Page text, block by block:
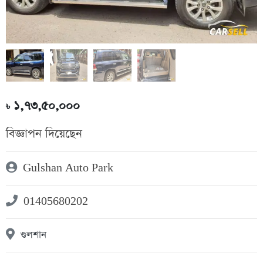
৳১,৭৩,৫০,০০০
বিজ্ঞাপন দিয়েছেন
Gulshan Auto Park
01405680202
গুলশান